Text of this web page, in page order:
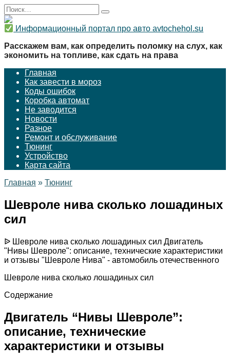
Перейти
к
содержанию
Search
for:
Информационный портал про авто avtochehol.su
Расскажем вам, как определить поломку на слух, как
экономить на топливе, как сдать на права
Главная
Как завести в мороз
Коды ошибок
Коробка автомат
Не заводится
Новости
Разное
Ремонт и обслуживание
Тюнинг
Устройство
Карта сайта
Главная » Тюнинг
Шевроле нива сколько лошадиных
сил
ᐉ Шевроле нива сколько лошадиных сил Двигатель
"Нивы Шевроле": описание, технические характеристики
и отзывы "Шевроле Нива" - автомобиль отечественного
Шевроле нива сколько лошадиных сил
Содержание
Двигатель “Нивы Шевроле”:
описание, технические
характеристики и отзывы